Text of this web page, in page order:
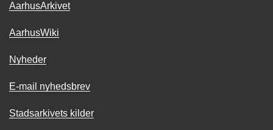
AarhusArkivet
AarhusWiki
Nyheder
E-mail nyhedsbrev
Stadsarkivets kilder